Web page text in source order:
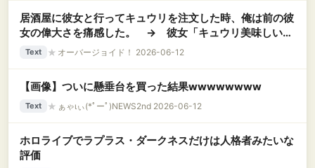
居酒屋に彼女と行ってキュウリを注文した時、俺は前の彼
女の偉大さを痛感した。 → 彼女「キュウリ美味しい！
おかわりしようよ！」俺（可愛いだけじゃだめなんだ
Text ★ オーバージョイド！ 2026-06-12
【画像】ついに懸垂台を買った結果wwwwwwww
Text ★ ぁゃιぃ(*ﾟーﾟ)NEWS2nd 2026-06-12
ホロライブでラプラス・ダークネスだけは人格者みたいな
評価